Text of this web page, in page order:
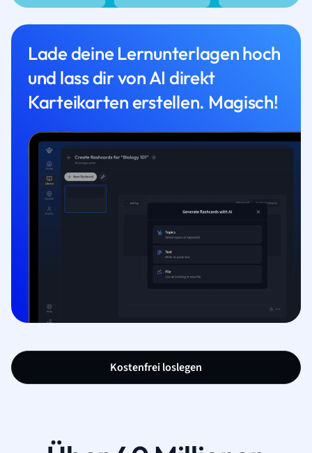
Lade deine Lernunterlagen hoch
und lass dir von AI direkt
Karteikarten erstellen. Magisch!
Kostenfrei loslegen